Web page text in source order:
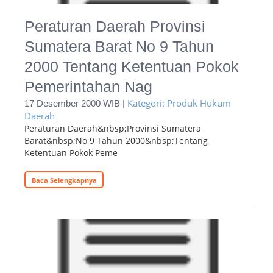
Peraturan Daerah Provinsi
Sumatera Barat No 9 Tahun
2000 Tentang Ketentuan Pokok
Pemerintahan Nag
17 Desember 2000 WIB | Kategori: Produk Hukum
Daerah
Peraturan Daerah&nbsp;Provinsi Sumatera
Barat&nbsp;No 9 Tahun 2000&nbsp;Tentang
Ketentuan Pokok Peme
Baca Selengkapnya